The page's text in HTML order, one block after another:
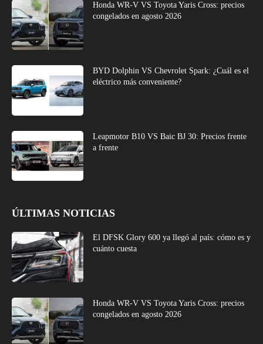
Honda WR-V VS Toyota Yaris Cross: precios
congelados en agosto 2026
BYD Dolphin VS Chevrolet Spark: ¿Cuál es el
eléctrico más conveniente?
Leapmotor B10 VS Baic BJ 30: Precios frente
a frente
ÚLTIMAS NOTICIAS
El DFSK Glory 600 ya llegó al país: cómo es y
cuánto cuesta
Honda WR-V VS Toyota Yaris Cross: precios
congelados en agosto 2026